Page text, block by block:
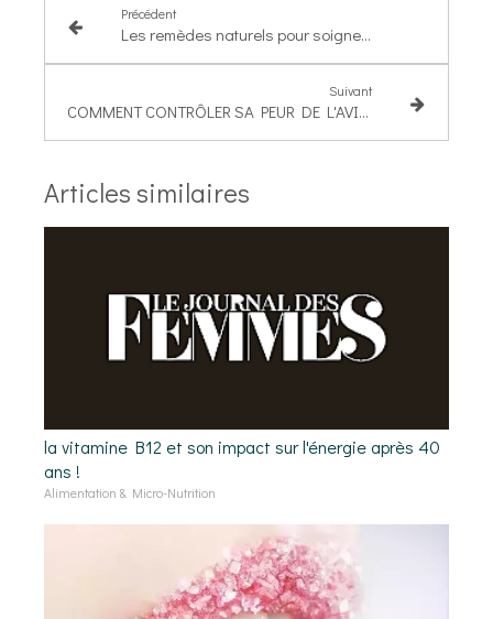
Précédent
Les remèdes naturels pour soigner les troubles de l'érection
Suivant
COMMENT CONTRÔLER SA PEUR DE L'AVION AVEC DES REMÈDES NATURELS ?
Articles similaires
la vitamine B12 et son impact sur l'énergie après 40
ans !
Alimentation & Micro-Nutrition